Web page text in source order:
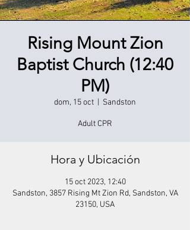
Rising Mount Zion
Baptist Church (12:40
PM)
dom, 15 oct Sandston
Adult CPR
Hora y Ubicación
15 oct 2023, 12:40
Sandston, 3857 Rising Mt Zion Rd, Sandston, VA
23150, USA